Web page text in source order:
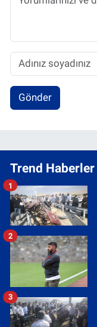
Gönder
Trend Haberler
1
2
3